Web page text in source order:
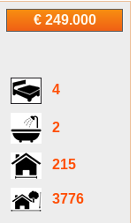
€ 249.000
4
2
215
3776